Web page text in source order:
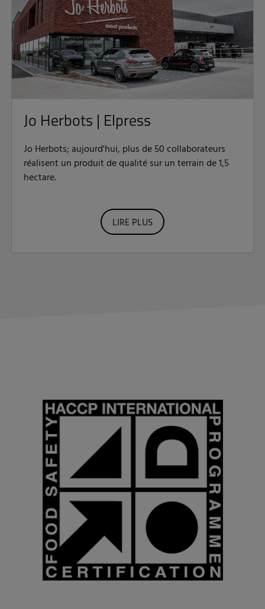
Jo Herbots | Elpress
Jo Herbots; aujourd'hui, plus de 50 collaborateurs
réalisent un produit de qualité sur un terrain de 1,5
hectare.
LIRE PLUS